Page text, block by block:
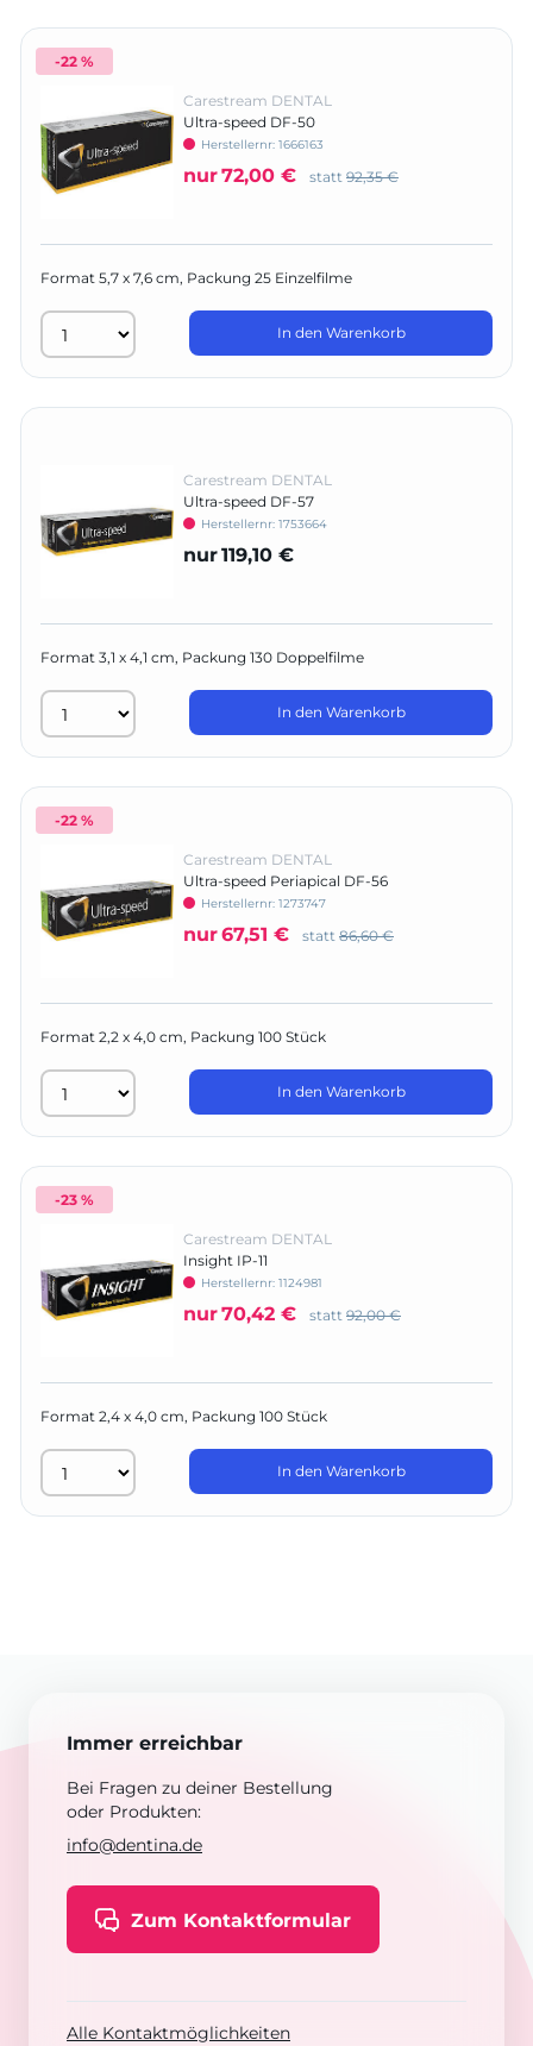
-22 %
Carestream DENTAL
Ultra-speed DF-50
Herstellernr: 1666163
nur72,00 € statt 92,35 €
Format 5,7 x 7,6 cm, Packung 25 Einzelfilme
In den Warenkorb
Carestream DENTAL
Ultra-speed DF-57
Herstellernr: 1753664
nur119,10 €
Format 3,1 x 4,1 cm, Packung 130 Doppelfilme
In den Warenkorb
-22 %
Carestream DENTAL
Ultra-speed Periapical DF-56
Herstellernr: 1273747
nur67,51 € statt 86,60 €
Format 2,2 x 4,0 cm, Packung 100 Stück
In den Warenkorb
-23 %
Carestream DENTAL
Insight IP-11
Herstellernr: 1124981
nur70,42 € statt 92,00 €
Format 2,4 x 4,0 cm, Packung 100 Stück
In den Warenkorb
Immer erreichbar
Bei Fragen zu deiner Bestellung
oder Produkten:
info@dentina.de
Zum Kontaktformular
Alle Kontaktmöglichkeiten